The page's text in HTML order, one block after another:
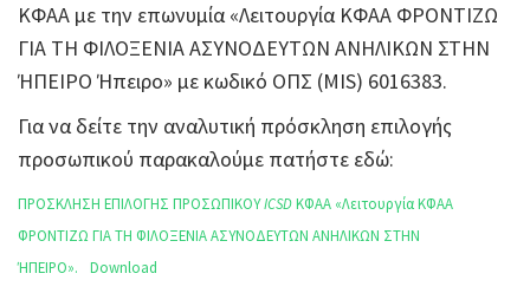
ΚΦΑΑ με την επωνυμία «Λειτουργία ΚΦΑΑ ΦΡΟΝΤΙΖΩ
ΓΙΑ ΤΗ ΦΙΛΟΞΕΝΙΑ ΑΣΥΝΟΔΕΥΤΩΝ ΑΝΗΛΙΚΩΝ ΣΤΗΝ
ΉΠΕΙΡΟ Ήπειρο» με κωδικό ΟΠΣ (MIS) 6016383.
Για να δείτε την αναλυτική πρόσκληση επιλογής
προσωπικού παρακαλούμε πατήστε εδώ:
ΠΡΟΣΚΛΗΣΗ ΕΠΙΛΟΓΗΣ ΠΡΟΣΩΠΙΚΟΥICSDΚΦΑΑ «Λειτουργία ΚΦΑΑ
ΦΡΟΝΤΙΖΩ ΓΙΑ ΤΗ ΦΙΛΟΞΕΝΙΑ ΑΣΥΝΟΔΕΥΤΩΝ ΑΝΗΛΙΚΩΝ ΣΤΗΝ
ΉΠΕΙΡΟ».
Download